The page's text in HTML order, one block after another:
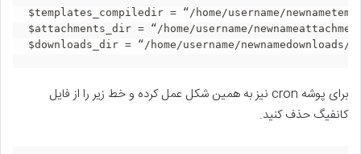
$templates_compiledir = “/home/username/
$attachments_dir = “/home/username/
$downloads_dir = “/home/username/newnamedownloads/
برای پوشه cron نیز به همین شکل عمل کرده و خط زیر را از فایل
کانفیگ حذف کنید.